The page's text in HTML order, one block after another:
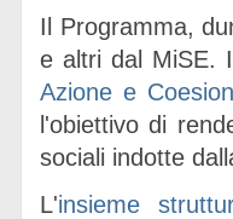
Il Programma,
e altri dal MiSE.
Azione e
l'obiettivo di
sociali indotte
L'insieme